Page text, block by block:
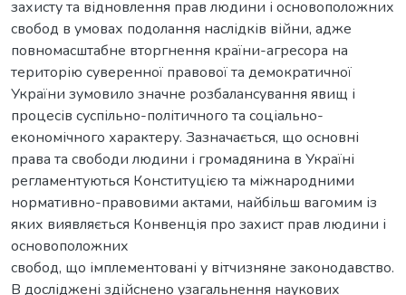
захисту та відновлення прав людини і основоположних
свобод в умовах подолання наслідків війни, адже
повномасштабне вторгнення країни-агресора на
територію суверенної правової та демократичної
України зумовило значне розбалансування явищ і
процесів суспільно-політичного та соціально-
економічного характеру. Зазначається, що основні
права та свободи людини і громадянина в Україні
регламентуються Конституцією та міжнародними
нормативно-правовими актами, найбільш вагомим із
яких виявляється Конвенція про захист прав людини і
основоположних
свобод, що імплементовані у вітчизняне законодавство.
В досліджені здійснено узагальнення наукових